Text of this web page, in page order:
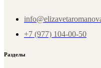
+7 (977) 104-00-50
Разделы